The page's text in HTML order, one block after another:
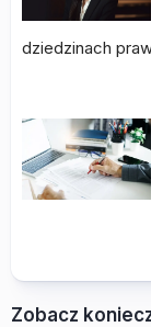
dziedzinach
Zobacz